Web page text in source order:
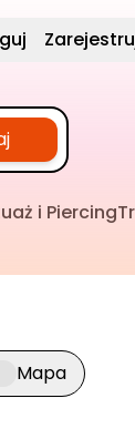
i Piercing
widok
Mapa